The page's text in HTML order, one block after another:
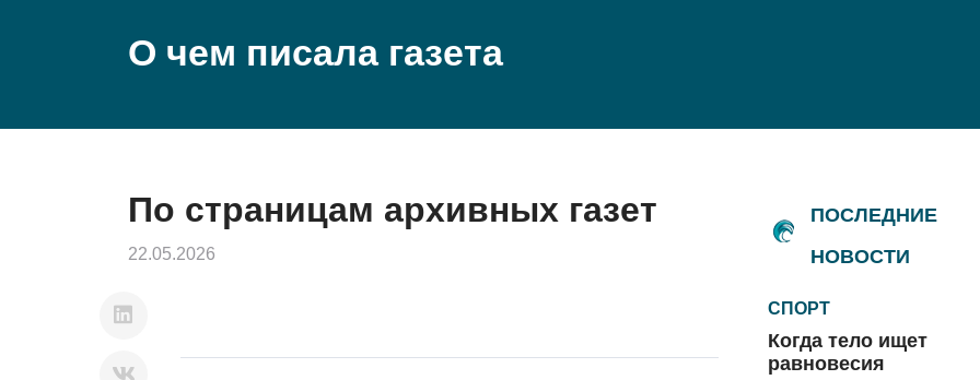
О чем писала газета
По страницам архивных газет
22.05.2026
ПОСЛЕДНИЕ
НОВОСТИ
СПОРТ
Когда тело ищет
равновесия